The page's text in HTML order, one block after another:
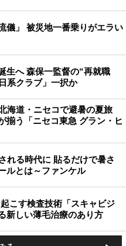
儀」 被災地一番乗りがエラい
生へ 森保一監督の“再就職
系クラブ」一択か
海道・ニセコで避暑の夏旅
揃う「ニセコ東急 グラン・ヒ
れる時代に 貼るだけで暑さ
ルとは～ファンケル
こす検査技術「スキャビジ
新しい薄毛治療のあり方